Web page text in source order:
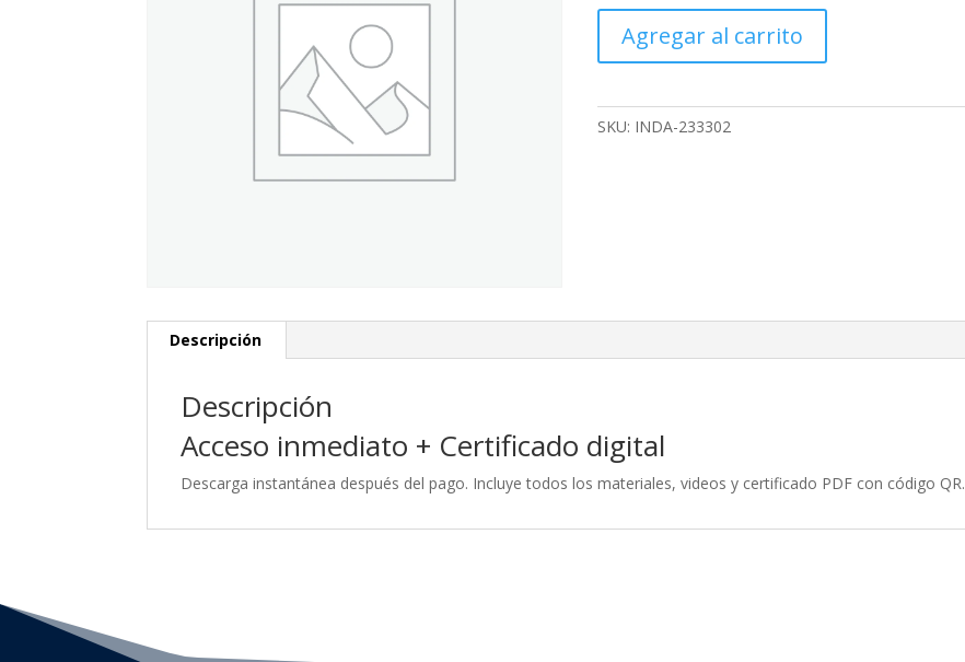
Profesional
Digital
Versión
Agregar al carrito
SKU: INDA-233302
Descripción
Descripción
Acceso inmediato + Certificado digital
Descarga instantánea después del pago. Incluye todos los materiales, videos y certificado PDF con código QR.